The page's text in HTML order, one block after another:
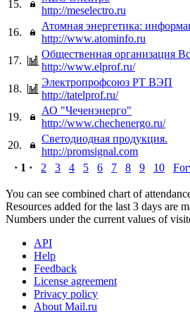
15.
http://meselectro.ru
16.
Атомная энергетика:
http://www.atominfo.ru
17.
Общественная организация
http://www.elprof.ru/
18.
Электропрофсоюз РТ ВЭП
http://tatelprof.ru/
19.
АО "Чеченэнерго"
http://www.chechenergo.ru/
20.
Светодиодная продукция.
http://promsignal.com
· 1 ·
2 3 4 5 6 7 8 9 10
You can see combined chart of
Resources added for the last 3 days are
Numbers under the current values of
API
Help
Feedback
License agreement
Privacy policy
About Mail.ru